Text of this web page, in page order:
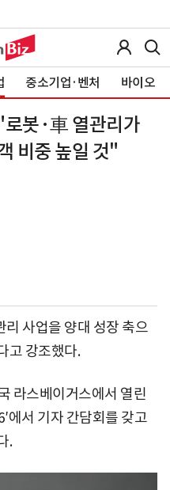
중소기업·벤처 바이오
봇·車 열관리가
비중 높일 것"
사업을 양대 성장 축으
고 강조했다.
라스베이거스에서 열린
에서 기자 간담회를 갖고
.